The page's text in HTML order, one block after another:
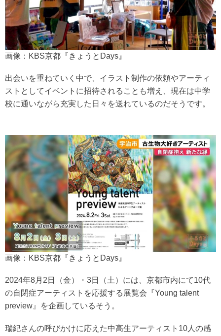
画像：KBS京都『きょうとDays』
出会いを重ねていく中で、イラスト制作の依頼やアーティ
ストとしてイベントに招待されることも増え、現在は中学
校に通いながら充実した日々を送れているのだそうです。
画像：KBS京都『きょうとDays』
2024年8月2日（金）・3日（土）には、京都市内にて10代
の自閉症アーティストを応援する展覧会『Young talent
preview』を企画しているそう。
瑞紀さんの呼びかけに応えた中高生アーティスト10人の感